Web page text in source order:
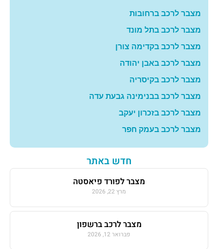
מצבר לרכב ברחובות
מצבר לרכב בתל מונד
מצבר לרכב בקדימה צורן
מצבר לרכב באבן יהודה
מצבר לרכב בקיסריה
מצבר לרכב בבנימינה גבעת עדה
מצבר לרכב בזכרון יעקב
מצבר לרכב בעמק חפר
חדש באתר
מצבר לפורד פיאסטה
מרץ 22, 2026
מצבר לרכב ברשפון
פברואר 12, 2026